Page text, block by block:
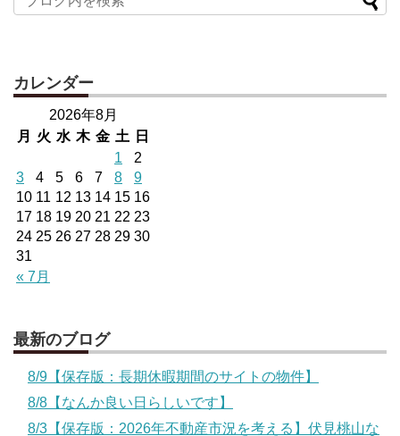
カレンダー
2026年8月
月
火 水 木 金 土 日
« 7月
1
2
3
4 5 6 7 8
9
10 11 12 13 14 15 16
17 18 19 20 21 22 23
24 25 26 27 28 29 30
31
最新のブログ
8/9【保存版：長期休暇期間のサイトの物件】
8/8【なんか良い日らしいです】
8/3【保存版：2026年不動産市況を考える】伏見桃山な